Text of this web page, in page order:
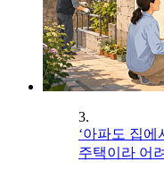
3.
‘아파도 집
주택이라 어